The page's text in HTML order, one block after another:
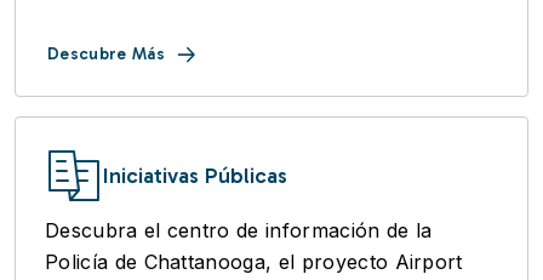
Descubre Más
Iniciativas Públicas
Descubra el centro de información de la
Policía de Chattanooga, el proyecto Airport